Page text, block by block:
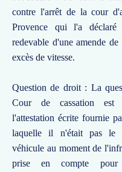
contre l'arrêt de la cour
Provence qui l'a déclaré
redevable d'une amende
excès de vitesse.
Question de droit : La
Cour de cassation
l'attestation écrite fournie
laquelle il n'était pas le
véhicule au moment de
prise en compte pour